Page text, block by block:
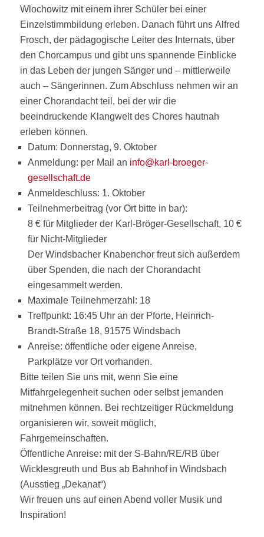
Wlochowitz mit einem ihrer Schüler bei einer
Einzelstimmbildung erleben. Danach führt uns Alfred
Frosch, der pädagogische Leiter des Internats, über
den Chorcampus und gibt uns spannende Einblicke
in das Leben der jungen Sänger und – mittlerweile
auch – Sängerinnen. Zum Abschluss nehmen wir an
einer Chorandacht teil, bei der wir die
beeindruckende Klangwelt des Chores hautnah
erleben können.
Datum: Donnerstag, 9. Oktober
Anmeldung: per Mail an info@karl-broeger-
gesellschaft.de
Anmeldeschluss: 1. Oktober
Teilnehmerbeitrag (vor Ort bitte in bar):
8 € für Mitglieder der Karl-Bröger-Gesellschaft, 10 €
für Nicht-Mitglieder
Der Windsbacher Knabenchor freut sich außerdem
über Spenden, die nach der Chorandacht
eingesammelt werden.
Maximale Teilnehmerzahl: 18
Treffpunkt: 16:45 Uhr an der Pforte, Heinrich-
Brandt-Straße 18, 91575 Windsbach
Anreise: öffentliche oder eigene Anreise,
Parkplätze vor Ort vorhanden.
Bitte teilen Sie uns mit, wenn Sie eine
Mitfahrgelegenheit suchen oder selbst jemanden
mitnehmen können. Bei rechtzeitiger Rückmeldung
organisieren wir, soweit möglich,
Fahrgemeinschaften.
Öffentliche Anreise: mit der S-Bahn/RE/RB über
Wicklesgreuth und Bus ab Bahnhof in Windsbach
(Ausstieg „Dekanat“)
Wir freuen uns auf einen Abend voller Musik und
Inspiration!